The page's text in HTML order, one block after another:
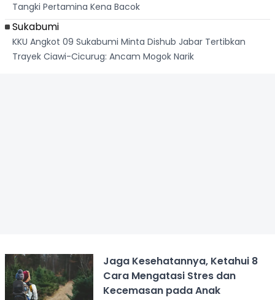
Tangki Pertamina Kena Bacok
Sukabumi
KKU Angkot 09 Sukabumi Minta Dishub Jabar Tertibkan
Trayek Ciawi-Cicurug: Ancam Mogok Narik
Jaga Kesehatannya, Ketahui 8
Cara Mengatasi Stres dan
Kecemasan pada Anak